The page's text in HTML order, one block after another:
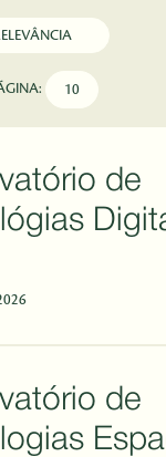
de
de